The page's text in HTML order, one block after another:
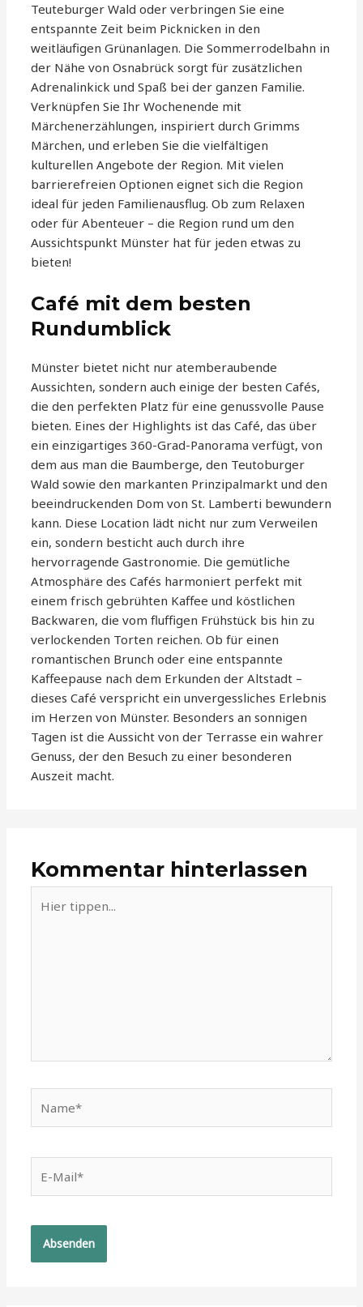
Teuteburger Wald oder verbringen Sie eine
entspannte Zeit beim Picknicken in den
weitläufigen Grünanlagen. Die Sommerrodelbahn in
der Nähe von Osnabrück sorgt für zusätzlichen
Adrenalinkick und Spaß bei der ganzen Familie.
Verknüpfen Sie Ihr Wochenende mit
Märchenerzählungen, inspiriert durch Grimms
Märchen, und erleben Sie die vielfältigen
kulturellen Angebote der Region. Mit vielen
barrierefreien Optionen eignet sich die Region
ideal für jeden Familienausflug. Ob zum Relaxen
oder für Abenteuer – die Region rund um den
Aussichtspunkt Münster hat für jeden etwas zu
bieten!
Café mit dem besten
Rundumblick
Münster bietet nicht nur atemberaubende
Aussichten, sondern auch einige der besten Cafés,
die den perfekten Platz für eine genussvolle Pause
bieten. Eines der Highlights ist das Café, das über
ein einzigartiges 360-Grad-Panorama verfügt, von
dem aus man die Baumberge, den Teutoburger
Wald sowie den markanten Prinzipalmarkt und den
beeindruckenden Dom von St. Lamberti bewundern
kann. Diese Location lädt nicht nur zum Verweilen
ein, sondern besticht auch durch ihre
hervorragende Gastronomie. Die gemütliche
Atmosphäre des Cafés harmoniert perfekt mit
einem frisch gebrühten Kaffee und köstlichen
Backwaren, die vom fluffigen Frühstück bis hin zu
verlockenden Torten reichen. Ob für einen
romantischen Brunch oder eine entspannte
Kaffeepause nach dem Erkunden der Altstadt –
dieses Café verspricht ein unvergessliches Erlebnis
im Herzen von Münster. Besonders an sonnigen
Tagen ist die Aussicht von der Terrasse ein wahrer
Genuss, der den Besuch zu einer besonderen
Auszeit macht.
Kommentar hinterlassen
tippen...
Mail*